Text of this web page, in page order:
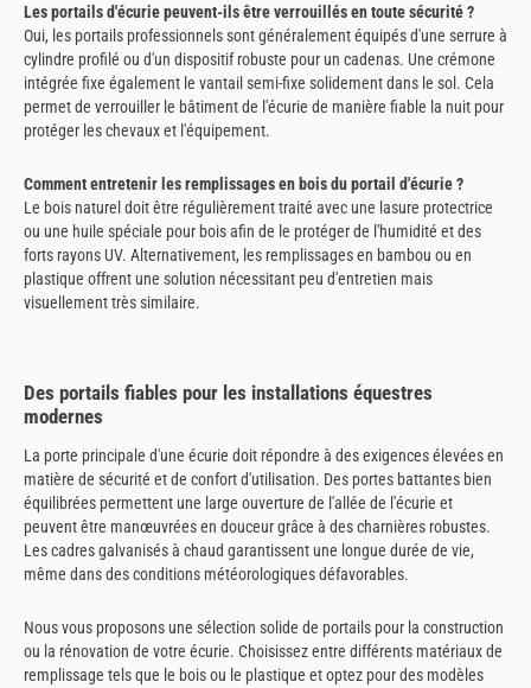
Les portails d'écurie peuvent-ils être verrouillés en toute sécurité ?
Oui, les portails professionnels sont généralement équipés d'une serrure à
cylindre profilé ou d'un dispositif robuste pour un cadenas. Une crémone
intégrée fixe également le vantail semi-fixe solidement dans le sol. Cela
permet de verrouiller le bâtiment de l'écurie de manière fiable la nuit pour
protéger les chevaux et l'équipement.
Comment entretenir les remplissages en bois du portail d'écurie ?
Le bois naturel doit être régulièrement traité avec une lasure protectrice
ou une huile spéciale pour bois afin de le protéger de l'humidité et des
forts rayons UV. Alternativement, les remplissages en bambou ou en
plastique offrent une solution nécessitant peu d'entretien mais
visuellement très similaire.
Des portails fiables pour les installations équestres
modernes
La porte principale d'une écurie doit répondre à des exigences élevées en
matière de sécurité et de confort d'utilisation. Des portes battantes bien
équilibrées permettent une large ouverture de l'allée de l'écurie et
peuvent être manœuvrées en douceur grâce à des charnières robustes.
Les cadres galvanisés à chaud garantissent une longue durée de vie,
même dans des conditions météorologiques défavorables.
Nous vous proposons une sélection solide de portails pour la construction
ou la rénovation de votre écurie. Choisissez entre différents matériaux de
remplissage tels que le bois ou le plastique et optez pour des modèles